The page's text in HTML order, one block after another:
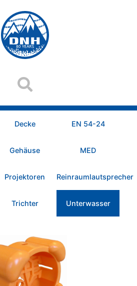
Decke EN 54-24
Gehäuse MED
Projektoren Reinraumlautsprecher
Trichter Unterwasser